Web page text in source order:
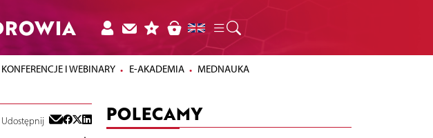
KONFERENCJE I WEBINARY E-AKADEMIA MEDNAUKA
Udostępnij POLECAMY